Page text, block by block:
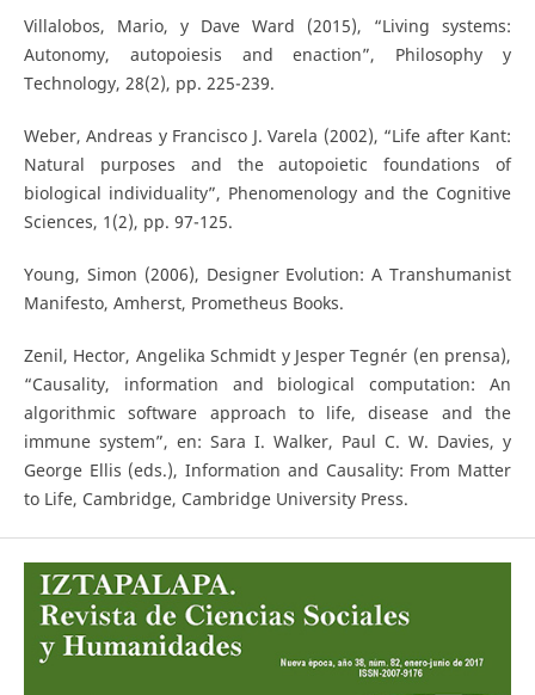
Villalobos, Mario, y Dave Ward (2015), “Living systems:
Autonomy, autopoiesis and enaction”, Philosophy y
Technology, 28(2), pp. 225-239.
Weber, Andreas y Francisco J. Varela (2002), “Life after Kant:
Natural purposes and the autopoietic foundations of
biological individuality”, Phenomenology and the Cognitive
Sciences, 1(2), pp. 97-125.
Young, Simon (2006), Designer Evolution: A Transhumanist
Manifesto, Amherst, Prometheus Books.
Zenil, Hector, Angelika Schmidt y Jesper Tegnér (en prensa),
“Causality, information and biological computation: An
algorithmic software approach to life, disease and the
immune system”, en: Sara I. Walker, Paul C. W. Davies, y
George Ellis (eds.), Information and Causality: From Matter
to Life, Cambridge, Cambridge University Press.